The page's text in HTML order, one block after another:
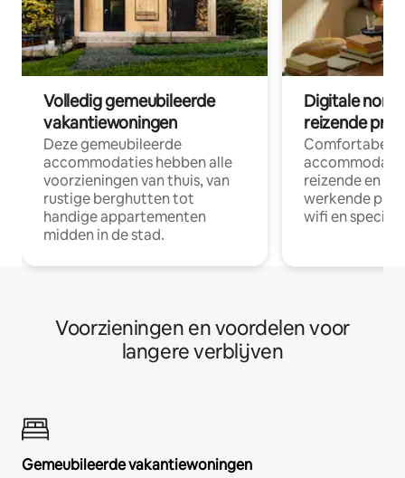
Volledig gemeubileerde
vakantiewoningen
Deze gemeubileerde
accommodaties hebben alle
voorzieningen van thuis, van
rustige berghutten tot
handige appartementen
midden in de stad.
Digitale
reizende
Comfortabele
reizende en
werkende
wifi en
Voorzieningen en voordelen voor
langere verblijven
Gemeubileerde vakantiewoningen